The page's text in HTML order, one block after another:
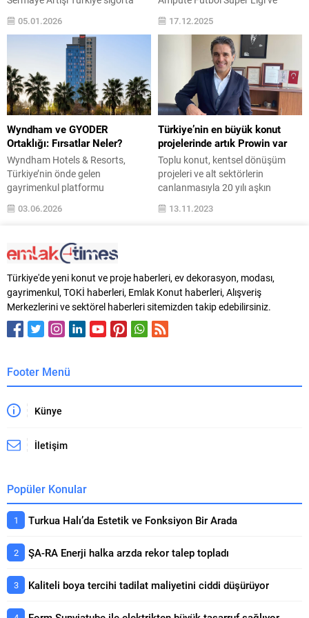
sektörünün önde gelen
şirketlerinden Doğa Sigorta, 2026
yılına finansal yapısını
güçlendiren stratejik bir adımla
başladı. Şirket, büyüme hedefleri
doğrultusunda tamamı nakit
olmak üzere 530 milyon TL
tutarında sermaye artışı
gerçekleştirdi. Sektördeki istikrarlı
büyümesini sürdüren Doğa...
05.01.2026
Türkiye Kupası Finali’nin isim
sponsoru oldu. Sponsorluk
kapsamında, ampute futboluna
güçlü ve uzun vadeli bir destek
sağlanması hedefleniyor. Fırat
Life Style’ın, Türkiye Bedensel
Engelliler Spor Federasyonu ile
hayata geçirdiği sponsorluk
anlaşması, bugün düzenlenen
basın toplantısıyla kamuoyuna
duyuruldu....
17.12.2025
Wyndham ve GYODER
Ortaklığı: Fırsatlar Neler?
Wyndham Hotels & Resorts,
Türkiye’nin önde gelen
gayrimenkul platformu
Gayrimenkul Yatırımcıları
Derneği’ne (GYODER) üye oldu.
uzun vadeli bağlılığını ve karma
projeler, markalı konutlar, uzun
konseptleri gibi alanlarda
konaklama ve gayrimenkul
sektörlerindeki entegrasyonunu
gösteriyor. Gayrimenkul sektörü,
Türkiye ekonomisinde önemli bir
03.06.2026
Türkiye’nin en büyük konut
projelerinde artık Prowin var
Toplu konut, kentsel dönüşüm
projeleri ve alt sektörlerin
canlanmasıyla 20 yılı aşkın
süredir Almanya’ya ihracat yapan
Proplastpvc, Prowin markasıyla
Yönetim Kurulu Başkanı Onursal
Kocatepe, “İnşaatların en temel
unsurları kapı ve pencerelerdir.
İnsanların en...
13.11.2023
Türkiye'de yeni konut ve proje haberleri, ev dekorasyon, modası,
gayrimenkul, TOKİ haberleri, Emlak Konut haberleri, Alışveriş
Merkezlerini ve sektörel haberleri sitemizden takip edebilirsiniz.
Footer Menü
Künye
İletişim
Popüler Konular
Turkua Halı’da Estetik ve Fonksiyon Bir Arada
ŞA-RA Enerji halka arzda rekor talep topladı
Kaliteli boya tercihi tadilat maliyetini ciddi düşürüyor